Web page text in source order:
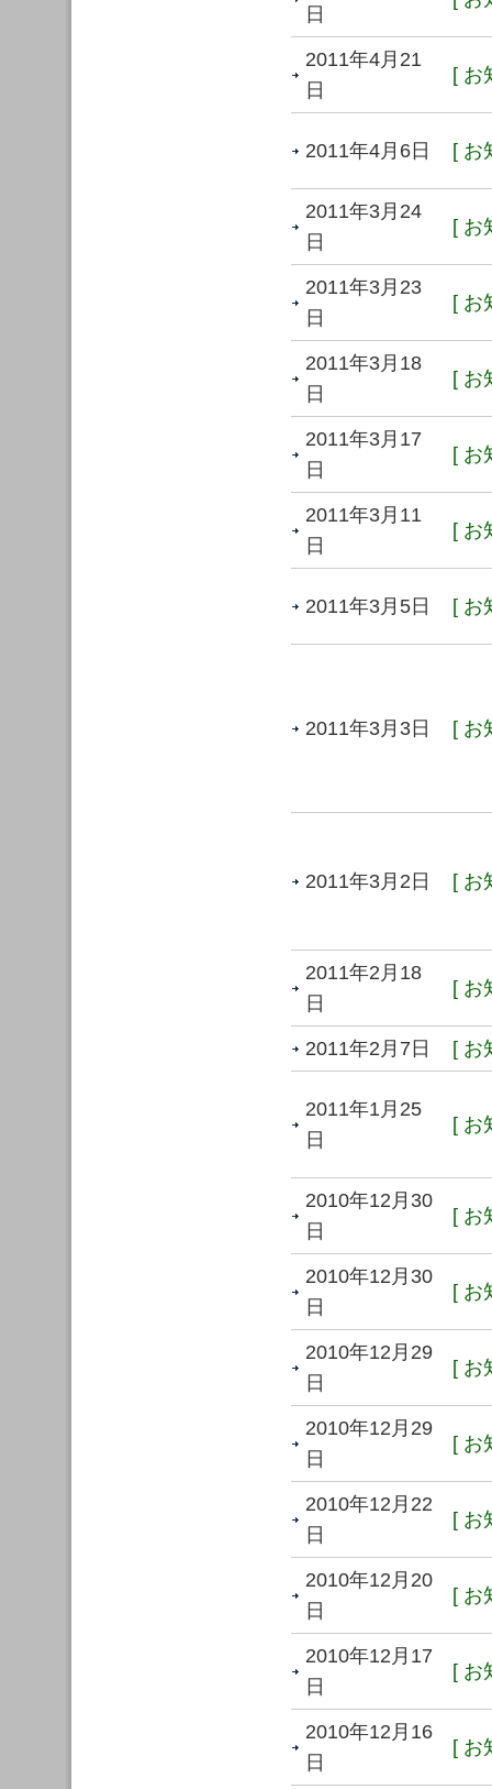
日
2011年4月21
日
[ お
2011年4月6日 [ お
2011年3月24
日
[ お
2011年3月23
日
[ お
2011年3月18
日
[ お
2011年3月17
日
[ お
2011年3月11
日
[ お
2011年3月5日 [ お
2011年3月3日 [ お
2011年3月2日 [ お
2011年2月18
日
[ お
2011年2月7日 [ お
2011年1月25
日
[ お
2010年12月30
日
[ お
2010年12月30
日
[ お
2010年12月29
日
[ お
2010年12月29
日
[ お
2010年12月22
日
[ お
2010年12月20
日
[ お
2010年12月17
日
[ お
2010年12月16
日
[ お